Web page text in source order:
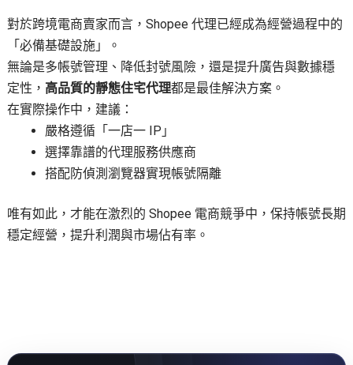
對於跨境電商賣家而言，Shopee 代理已經成為經營過程中的
「必備基礎設施」。
無論是多帳號管理、降低封號風險，還是提升廣告與數據穩
定性， 高品質的靜態住宅代理都是最佳解決方案。
在實際操作中，建議：
嚴格遵循「一店一 IP」
選擇靠譜的代理服務供應商
搭配防偵測瀏覽器實現帳號隔離
唯有如此，才能在激烈的 Shopee 電商競爭中，保持帳號長期
穩定經營，提升利潤與市場佔有率。